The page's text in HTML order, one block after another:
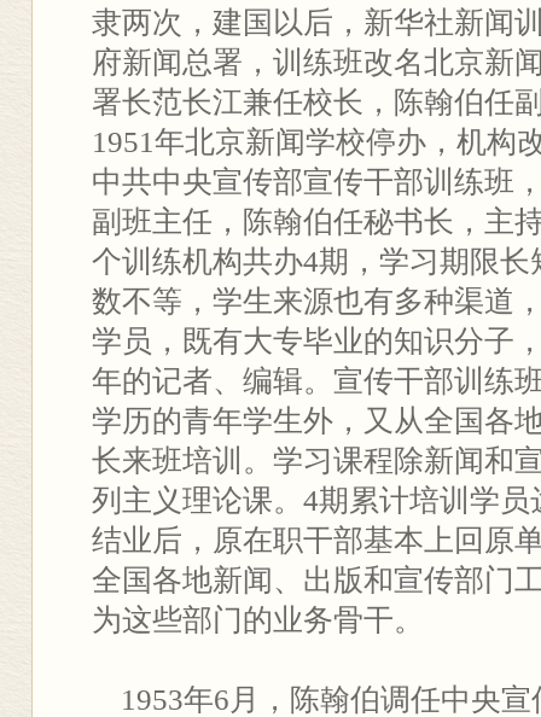
隶两次，建国以后，新华社新闻
府新闻总署，训练班改名北京新
署长范长江兼任校长，陈翰伯任
1951年北京新闻学校停办，机构
中共中央宣传部宣传干部训练班
副班主任，陈翰伯任秘书长，主
个训练机构共办4期，学习期限
数不等，学生来源也有多种渠道
学员，既有大专毕业的知识分子
年的记者、编辑。宣传干部训练
学历的青年学生外，又从全国各
长来班培训。学习课程除新闻和
列主义理论课。4期累计培训学员
结业后，原在职干部基本上回原
全国各地新闻、出版和宣传部门
为这些部门的业务骨干。
1953年6月，陈翰伯调任中央宣